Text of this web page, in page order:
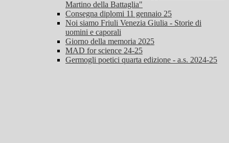
Martino della Battaglia"
Consegna diplomi 11 gennaio 25
Noi siamo Friuli Venezia Giulia - Storie di
uomini e caporali
Giorno della memoria 2025
MAD for science 24-25
Germogli poetici quarta edizione - a.s. 2024-25